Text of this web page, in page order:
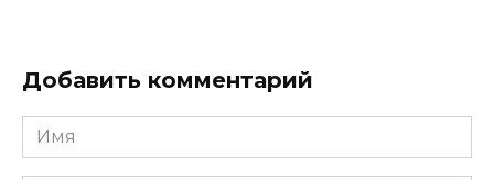
Добавить комментарий
Имя